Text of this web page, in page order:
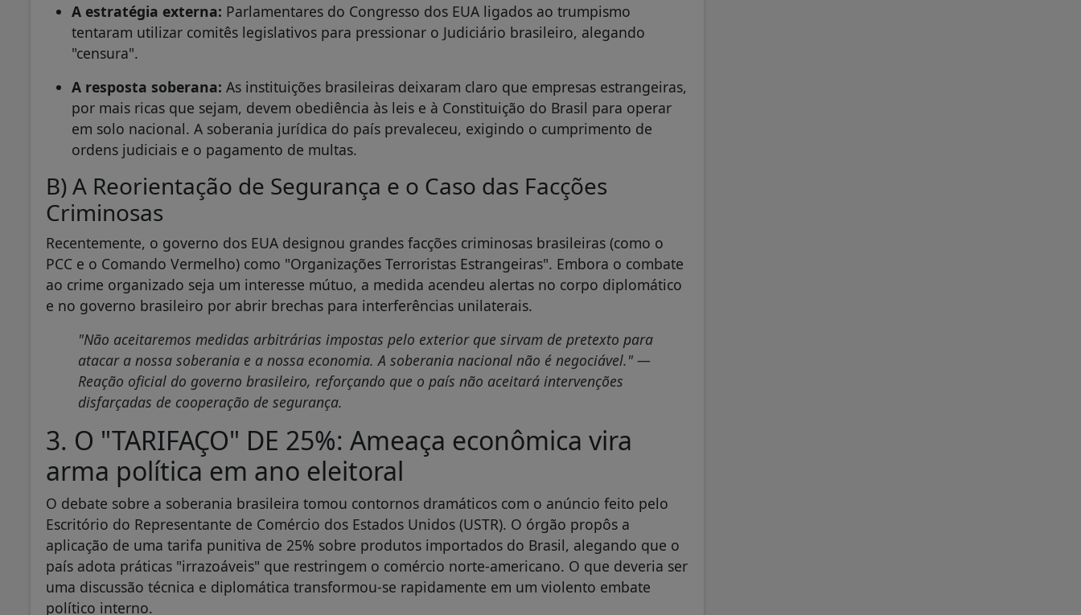
A estratégia externa: Parlamentares do Congresso dos EUA ligados ao trumpismo
tentaram utilizar comitês legislativos para pressionar o Judiciário brasileiro, alegando
"censura".
A resposta soberana: As instituições brasileiras deixaram claro que empresas estrangeiras,
por mais ricas que sejam, devem obediência às leis e à Constituição do Brasil para operar
em solo nacional. A soberania jurídica do país prevaleceu, exigindo o cumprimento de
ordens judiciais e o pagamento de multas.
B) A Reorientação de Segurança e o Caso das Facções
Criminosas
Recentemente, o governo dos EUA designou grandes facções criminosas brasileiras (como o
PCC e o Comando Vermelho) como "Organizações Terroristas Estrangeiras". Embora o combate
ao crime organizado seja um interesse mútuo, a medida acendeu alertas no corpo diplomático
e no governo brasileiro por abrir brechas para interferências unilaterais.
"Não aceitaremos medidas arbitrárias impostas pelo exterior que sirvam de pretexto para
atacar a nossa soberania e a nossa economia. A soberania nacional não é negociável." —
Reação oficial do governo brasileiro, reforçando que o país não aceitará intervenções
disfarçadas de cooperação de segurança.
3. O "TARIFAÇO" DE 25%: Ameaça econômica vira
arma política em ano eleitoral
O debate sobre a soberania brasileira tomou contornos dramáticos com o anúncio feito pelo
Escritório do Representante de Comércio dos Estados Unidos (USTR). O órgão propôs a
aplicação de uma tarifa punitiva de 25% sobre produtos importados do Brasil, alegando que o
país adota práticas "irrazoáveis" que restringem o comércio norte-americano. O que deveria ser
uma discussão técnica e diplomática transformou-se rapidamente em um violento embate
político interno.